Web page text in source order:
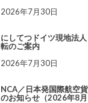
2026年7月30日
にしてつドイツ現地法
転のご案内
2026年7月30日
NCA／日本発国際航空
のお知らせ（2026年8